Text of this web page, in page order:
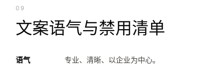
09
文案语气与禁用清单
语气 专业、清晰、以企业为中心。